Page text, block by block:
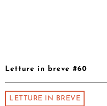
Letture in breve #60
LETTURE IN BREVE